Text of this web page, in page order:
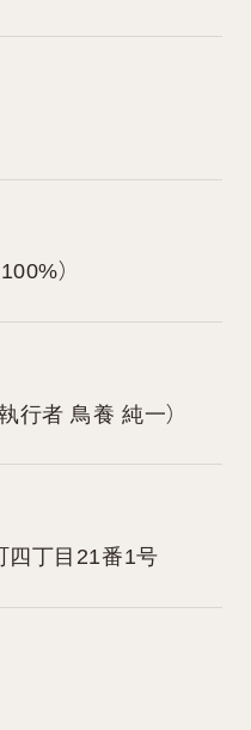
）
行者 鳥養 純一）
四丁目21番1号